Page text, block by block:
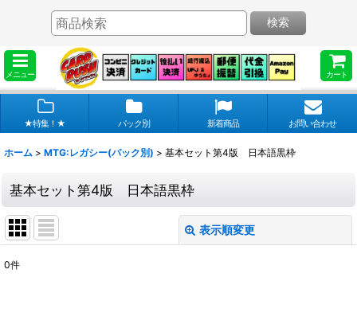
メニュー カート
検索
★特集！★ パック別 新着商品 お問い合わせ
ホーム > MTG:レガシー(パック別) > 基本セット第4版 日本語黒枠
基本セット第4版 日本語黒枠
表示順変更
0件